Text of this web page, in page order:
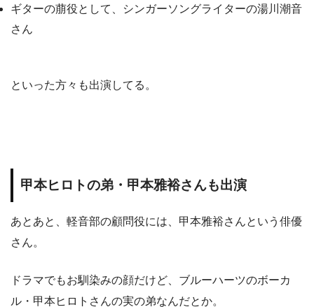
ギターの萠役として、シンガーソングライターの湯川潮音
さん
といった方々も出演してる。
甲本ヒロトの弟・甲本雅裕さんも出演
あとあと、軽音部の顧問役には、甲本雅裕さんという俳優
さん。
ドラマでもお馴染みの顔だけど、ブルーハーツのボーカ
ル・甲本ヒロトさんの実の弟なんだとか。